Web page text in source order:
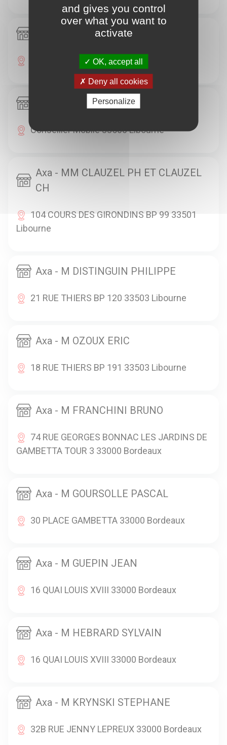
Axa - M. DIBOS MAX
Conseiller Mobile 33500 Libourne
Axa - M. DUMON MICKAEL
Conseiller Mobile 33500 Libourne
Axa - MM CLAUZEL PH ET CLAUZEL
CH
104 COURS DES GIRONDINS BP 99 33501
Libourne
Axa - M DISTINGUIN PHILIPPE
21 RUE THIERS BP 120 33503 Libourne
Axa - M OZOUX ERIC
18 RUE THIERS BP 191 33503 Libourne
Axa - M FRANCHINI BRUNO
74 RUE GEORGES BONNAC LES JARDINS DE
GAMBETTA TOUR 3 33000 Bordeaux
Axa - M GOURSOLLE PASCAL
30 PLACE GAMBETTA 33000 Bordeaux
Axa - M GUEPIN JEAN
16 QUAI LOUIS XVIII 33000 Bordeaux
Axa - M HEBRARD SYLVAIN
16 QUAI LOUIS XVIII 33000 Bordeaux
Axa - M KRYNSKI STEPHANE
32B RUE JENNY LEPREUX 33000 Bordeaux
and gives you control
over what you want to
activate
OK, accept all
Deny all cookies
Personalize